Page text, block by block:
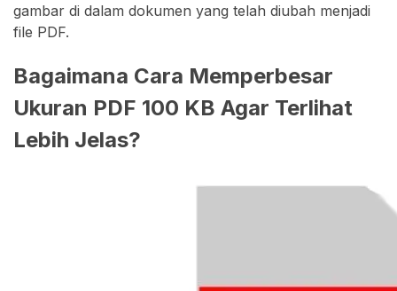
gambar di dalam dokumen yang telah diubah menjadi
file PDF.
Bagaimana Cara Memperbesar
Ukuran PDF 100 KB Agar Terlihat
Lebih Jelas?